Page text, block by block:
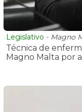
Legislativo - Magno
Técnica de
Magno Malta por